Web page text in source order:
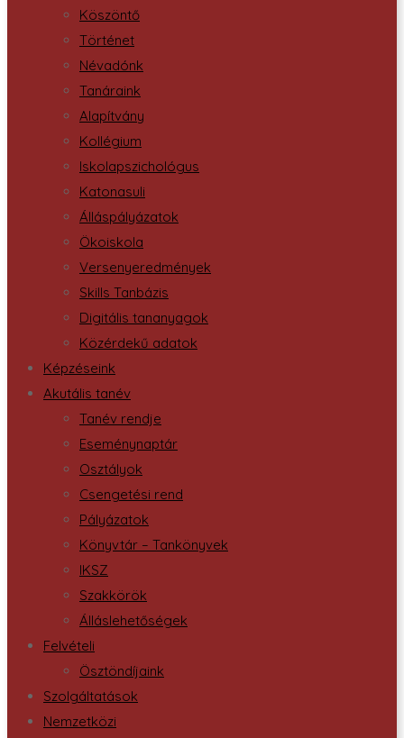
Köszöntő
Történet
Névadónk
Tanáraink
Alapítvány
Kollégium
Iskolapszichológus
Katonasuli
Álláspályázatok
Ökoiskola
Versenyeredmények
Skills Tanbázis
Digitális tananyagok
Közérdekű adatok
Képzéseink
Akutális tanév
Tanév rendje
Eseménynaptár
Osztályok
Csengetési rend
Pályázatok
Könyvtár – Tankönyvek
IKSZ
Szakkörök
Álláslehetőségek
Felvételi
Ösztöndíjaink
Szolgáltatások
Nemzetközi